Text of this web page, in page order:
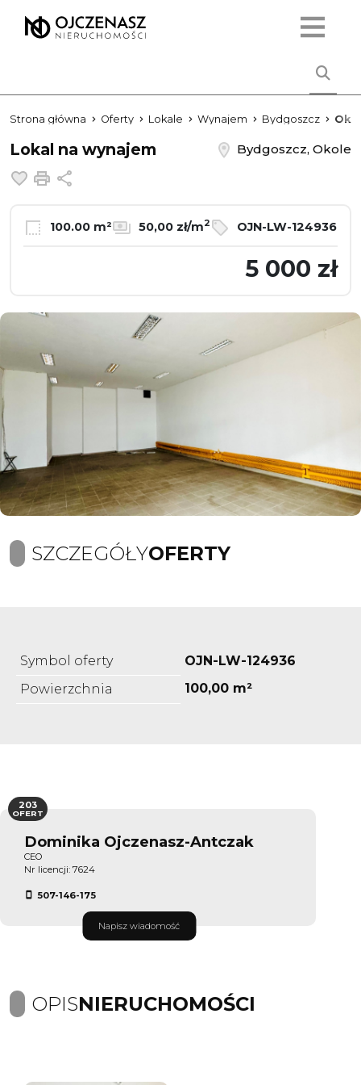
Strona główna Oferty Lokale Wynajem Bydgoszcz
Lokal na wynajem
Bydgoszcz, Okole
Dodaj do ulubionych
Drukuj
100.00 m² 50,00 zł/m2 OJN-LW-124936
5 000 zł
SZCZEGÓŁYOFERTY
Symbol oferty
OJN-LW-124936
Powierzchnia
100,00 m²
Dominika Ojczenasz-Antczak
CEO
Nr licencji: 7624
507-146-175
Napisz wiadomość
203
OFERT
OPISNIERUCHOMOŚCI